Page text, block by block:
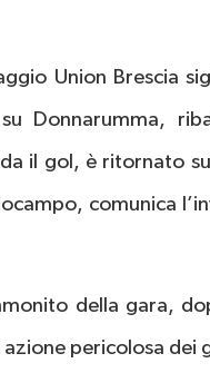
Union Brescia
Donnarumma,
il gol, è ritornato
comunica
della gara,
pericolosa dei